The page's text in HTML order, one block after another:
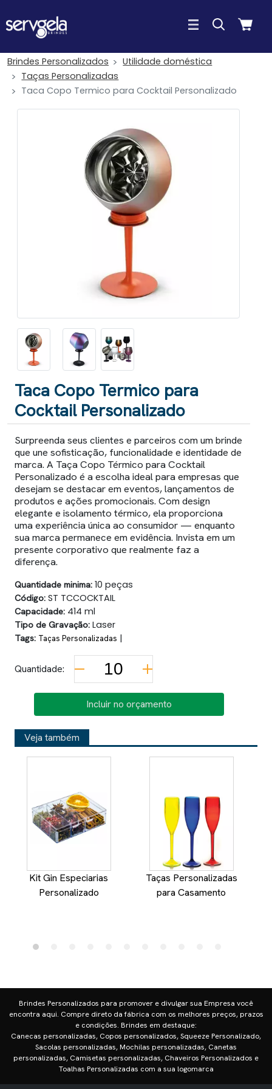
Brindes Personalizados
Utilidade doméstica
Taças Personalizadas
Taca Copo Termico para Cocktail Personalizado
Taca Copo Termico para
Cocktail Personalizado
Surpreenda seus clientes e parceiros com um brinde
que une sofisticação, funcionalidade e identidade de
marca. A Taça Copo Térmico para Cocktail
Personalizado é a escolha ideal para empresas que
desejam se destacar em eventos, lançamentos de
produtos e ações promocionais. Com design
elegante e isolamento térmico, ela proporciona
uma experiência única ao consumidor — enquanto
sua marca permanece em evidência. Invista em um
presente corporativo que realmente faz a
diferença.
Quantidade minima: 10 peças
Código: ST TCCOCKTAIL
Capacidade: 414 ml
Tipo de Gravação: Laser
Tags: Taças Personalizadas |
Quantidade:
Incluir no orçamento
Veja também
Kit Gin Especiarias
Personalizado
Taças Personalizadas
para Casamento
Brindes Personalizados para promover e divulgar sua Empresa você
encontra aqui. Compre direto da fábrica com os melhores preços, prazos
e condições. Brindes em destaque:
Canecas personalizadas, Copos personalizados, Squeeze Personalizado,
Sacolas personalizadas, Mochilas personalizadas, Canetas
personalizadas, Camisetas personalizadas, Chaveiros Personalizados e
Toalhas Personalizadas com a sua logomarca